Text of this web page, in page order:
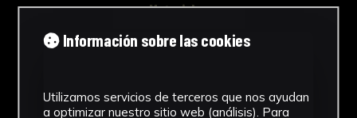
Materiales
Celulosa de acetato
Información sobre las cookies
Utilizamos servicios de terceros que nos ayudan
a optimizar nuestro sitio web (análisis). Para